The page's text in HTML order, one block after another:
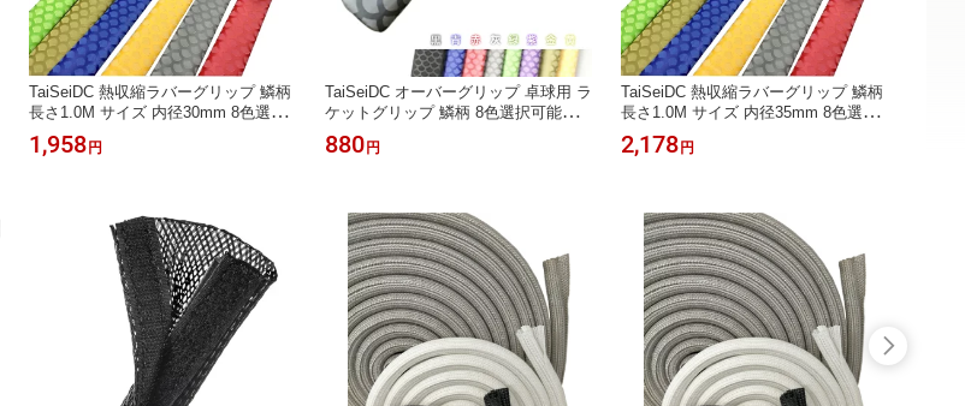
TaiSeiDC 熱収縮ラバーグリップ 鱗柄
長さ1.0M サイズ 内径30mm 8色選択
（紫金灰黒青緑赤黄）
1,958 円
TaiSeiDC オーバーグリップ 卓球用 ラ
ケットグリップ 鱗柄 8色選択可能
（鱗紫金灰黒青緑赤黄）滑り止め
880 円
TaiSeiDC 熱収縮ラバーグリップ 鱗柄
長さ1.0M サイズ 内径35mm 8色選択
（紫金灰黒青緑赤黄）
2,178 円